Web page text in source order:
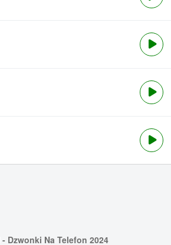
- Dzwonki Na Telefon 2024